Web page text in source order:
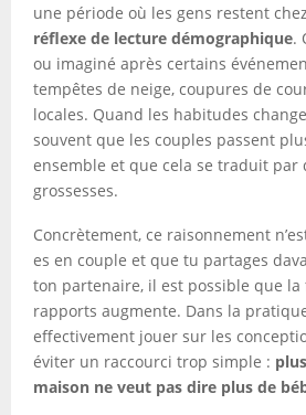
une période où les gens restent
réflexe de lecture démographique.
ou imaginé après certains
tempêtes de neige, coupures de
locales. Quand les habitudes
souvent que les couples passent
ensemble et que cela se traduit par
grossesses.
Concrètement, ce raisonnement
es en couple et que tu partages
ton partenaire, il est possible que la
rapports augmente. Dans la
effectivement jouer sur les
éviter un raccourci trop simple :
maison ne veut pas dire plus de